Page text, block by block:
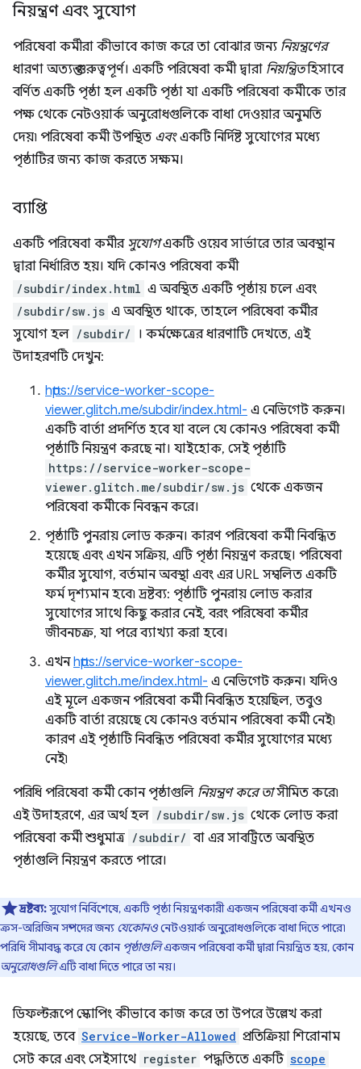
নিয়ন্ত্রণ এবং সুযোগ
পরিষেবা কর্মীরা কীভাবে কাজ করে তা বোঝার জন্য নিয়ন্ত্রণের
ধারণা অত্যন্ত গুরুত্বপূর্ণ। একটি পরিষেবা কর্মী দ্বারা নিয়ন্ত্রিতহিসাবে
বর্ণিত একটি পৃষ্ঠা হল একটি পৃষ্ঠা যা একটি পরিষেবা কর্মীকে তার
পক্ষ থেকে নেটওয়ার্ক অনুরোধগুলিকে বাধা দেওয়ার অনুমতি
দেয়৷ পরিষেবা কর্মী উপস্থিত এবংএকটি নির্দিষ্ট সুযোগের মধ্যে
পৃষ্ঠাটির জন্য কাজ করতে সক্ষম।
ব্যাপ্তি
একটি পরিষেবা কর্মীর সুযোগএকটি ওয়েব সার্ভারে তার অবস্থান
দ্বারা নির্ধারিত হয়। যদি কোনও পরিষেবা কর্মী
/subdir/index.html এ অবস্থিত একটি পৃষ্ঠায় চলে এবং
/subdir/sw.js এ অবস্থিত থাকে, তাহলে পরিষেবা কর্মীর
সুযোগ হল /subdir/
। কর্মক্ষেত্রের ধারণাটি দেখতে, এই
উদাহরণটি দেখুন:
https://service-worker-scope-
viewer.glitch.me/subdir/index.html- এ নেভিগেট করুন।
একটি বার্তা প্রদর্শিত হবে যা বলে যে কোনও পরিষেবা কর্মী
পৃষ্ঠাটি নিয়ন্ত্রণ করছে না। যাইহোক, সেই পৃষ্ঠাটি
https://service-worker-scope-
viewer.glitch.me/subdir/sw.js থেকে একজন
পরিষেবা কর্মীকে নিবন্ধন করে।
পৃষ্ঠাটি পুনরায় লোড করুন। কারণ পরিষেবা কর্মী নিবন্ধিত
হয়েছে এবং এখন সক্রিয়, এটি পৃষ্ঠা নিয়ন্ত্রণ করছে। পরিষেবা
কর্মীর সুযোগ, বর্তমান অবস্থা এবং এর URL সম্বলিত একটি
ফর্ম দৃশ্যমান হবে৷ দ্রষ্টব্য: পৃষ্ঠাটি পুনরায় লোড করার
সুযোগের সাথে কিছু করার নেই, বরং পরিষেবা কর্মীর
জীবনচক্র, যা পরে ব্যাখ্যা করা হবে।
এখনhttps://service-worker-scope-
viewer.glitch.me/index.html- এ নেভিগেট করুন। যদিও
এই মূলে একজন পরিষেবা কর্মী নিবন্ধিত হয়েছিল, তবুও
একটি বার্তা রয়েছে যে কোনও বর্তমান পরিষেবা কর্মী নেই৷
কারণ এই পৃষ্ঠাটি নিবন্ধিত পরিষেবা কর্মীর সুযোগের মধ্যে
নেই৷
পরিধি পরিষেবা কর্মী কোন পৃষ্ঠাগুলি নিয়ন্ত্রণ করে তাসীমিত করে৷
এই উদাহরণে, এর অর্থ হল /subdir/sw.js থেকে লোড করা
পরিষেবা কর্মী শুধুমাত্র /subdir/ বা এর সাবট্রিতে অবস্থিত
পৃষ্ঠাগুলি নিয়ন্ত্রণ করতে পারে।
দ্রষ্টব্য:সুযোগ নির্বিশেষে, একটি পৃষ্ঠা নিয়ন্ত্রণকারী একজন পরিষেবা কর্মী এখনও
ক্রস-অরিজিন সম্পদের জন্য যেকোনওনেটওয়ার্ক অনুরোধগুলিকে বাধা দিতে পারে৷
পরিধি সীমাবদ্ধ করে যে কোন পৃষ্ঠাগুলিএকজন পরিষেবা কর্মী দ্বারা নিয়ন্ত্রিত হয়, কোন
অনুরোধগুলিএটি বাধা দিতে পারে তা নয়।
ডিফল্টরূপে স্কোপিং কীভাবে কাজ করে তা উপরে উল্লেখ করা
হয়েছে, তবে Service-Worker-Allowed প্রতিক্রিয়া শিরোনাম
সেট করে এবং সেইসাথে register পদ্ধতিতে একটি scope